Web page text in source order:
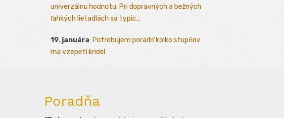
univerzálnu hodnotu. Pri dopravných a bežných
ľahkých lietadlách sa typic...
19. januára: Potrebujem poradiť kolko stupňov
ma vzepetí kridel
Poradňa